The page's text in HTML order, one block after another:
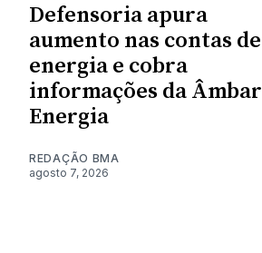
Defensoria apura
aumento nas contas de
energia e cobra
informações da Âmbar
Energia
REDAÇÃO BMA
agosto 7, 2026